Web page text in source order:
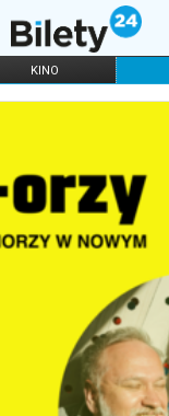
KINO
OPERA I BALET